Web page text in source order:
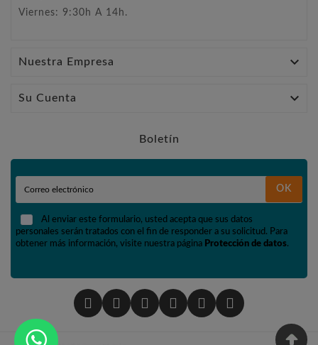
Viernes: 9:30h A 14h.
Nuestra Empresa 
Su Cuenta 
Boletín
OK
Al enviar este formulario, usted acepta que sus datos
personales serán tratados con el fin de responder a su solicitud. Para
obtener más información, visite nuestra página Protección de datos.